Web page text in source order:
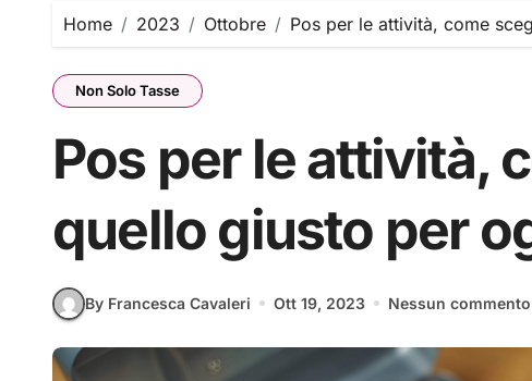
Home 2023 Ottobre Pos per le attività, come
Non Solo Tasse
Pos per le attività,
quello giusto per
By Francesca Cavaleri Ott 19, 2023 Nessun commento